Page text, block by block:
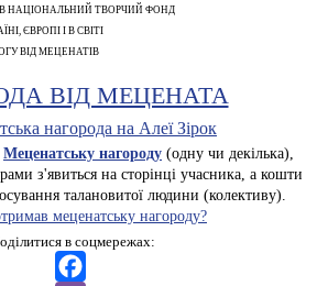
В НАЦІОНАЛЬНИЙ ТВОРЧИЙ ФОНД
ЄВРОПІ І В СВІТІ
ВІД МЕЦЕНАТІВ
ВІД МЕЦЕНАТА
Меценатську нагороду (одну чи декілька),
з'явиться на сторінці учасника, а кошти
талановитої людини (колективу).
меценатську нагороду?
в соцмережах: